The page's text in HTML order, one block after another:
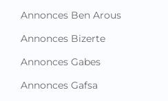
Annonces Ben Arous
Annonces Bizerte
Annonces Gabes
Annonces Gafsa